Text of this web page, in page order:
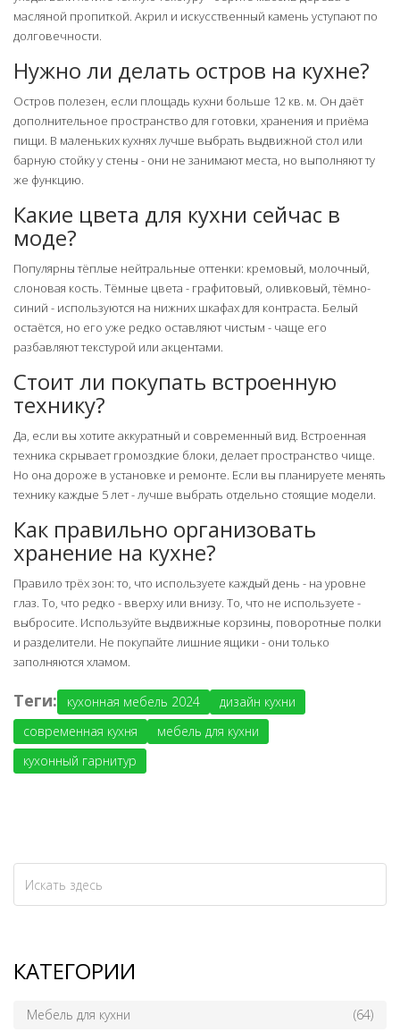
масляной пропиткой. Акрил и искусственный камень уступают по
долговечности.
Нужно ли делать остров на кухне?
Остров полезен, если площадь кухни больше 12 кв. м. Он даёт
дополнительное пространство для готовки, хранения и приёма
пищи. В маленьких кухнях лучше выбрать выдвижной стол или
барную стойку у стены - они не занимают места, но выполняют ту
же функцию.
Какие цвета для кухни сейчас в
моде?
Популярны тёплые нейтральные оттенки: кремовый, молочный,
слоновая кость. Тёмные цвета - графитовый, оливковый, тёмно-
синий - используются на нижних шкафах для контраста. Белый
остаётся, но его уже редко оставляют чистым - чаще его
разбавляют текстурой или акцентами.
Стоит ли покупать встроенную
технику?
Да, если вы хотите аккуратный и современный вид. Встроенная
техника скрывает громоздкие блоки, делает пространство чище.
Но она дороже в установке и ремонте. Если вы планируете менять
технику каждые 5 лет - лучше выбрать отдельно стоящие модели.
Как правильно организовать
хранение на кухне?
Правило трёх зон: то, что используете каждый день - на уровне
глаз. То, что редко - вверху или внизу. То, что не используете -
выбросите. Используйте выдвижные корзины, поворотные полки
и разделители. Не покупайте лишние ящики - они только
заполняются хламом.
Теги: кухонная мебель 2024
дизайн кухни
современная кухня
мебель для кухни
кухонный гарнитур
КАТЕГОРИИ
Мебель для кухни (64)